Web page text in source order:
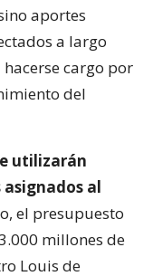
aportes
a largo
cargo por
del
utilizarán
asignados al
el presupuesto
millones de
Louis de